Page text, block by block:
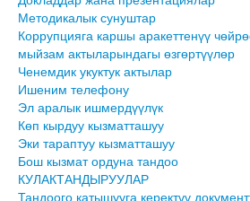
Методикалык сунуштар
Коррупцияга каршы аракеттенүү
мыйзам актыларындагы өзгөртүүлөр
Ченемдик укуктук актылар
Ишеним телефону
Эл аралык ишмердүүлүк
Көп кырдуу кызматташуу
Эки тараптуу кызматташуу
Бош кызмат ордуна тандоо
КУЛАКТАНДЫРУУЛАР
Тандоого катышууга керектүү